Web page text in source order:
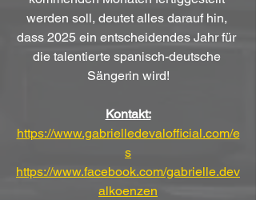
werden soll, deutet alles darauf hin,
dass 2025 ein entscheidendes Jahr für
die talentierte spanisch-deutsche
Sängerin wird!
Kontakt:
https://www.gabrielledevalofficial.com/e
s
https://www.facebook.com/gabrielle.dev
alkoenzen